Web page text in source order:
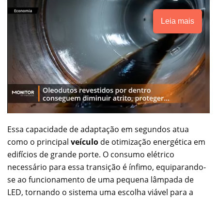
Leia mais
Essa capacidade de adaptação em segundos atua
como o principal veículo de otimização energética em
edifícios de grande porte. O consumo elétrico
necessário para essa transição é ínfimo, equiparando-
se ao funcionamento de uma pequena lâmpada de
LED, tornando o sistema uma escolha viável para a